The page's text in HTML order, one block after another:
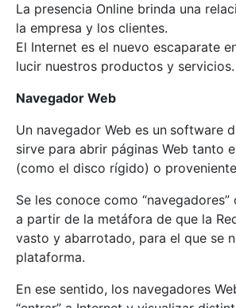
La presencia Online brinda una
la empresa y los clientes.
El Internet es el nuevo escaparate
lucir nuestros productos y servicios.
Navegador Web
Un navegador Web es un software
sirve para abrir páginas Web tanto
(como el disco rígido) o
Se les conoce como “navegadores”
a partir de la metáfora de que la
vasto y abarrotado, para el que se
plataforma.
En ese sentido, los navegadores